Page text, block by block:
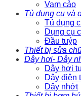
Vam cảo
Tủ dụng cụ và
Tủ dụng
Dụng cụ
Đầu tuýp
Thiết bị sửa
Dây hơi- Dây
Dây hơi
Dây điện
Dây nhớt